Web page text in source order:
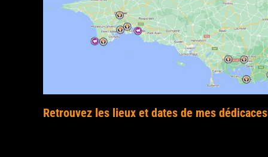
Retrouvez les lieux et dates de mes